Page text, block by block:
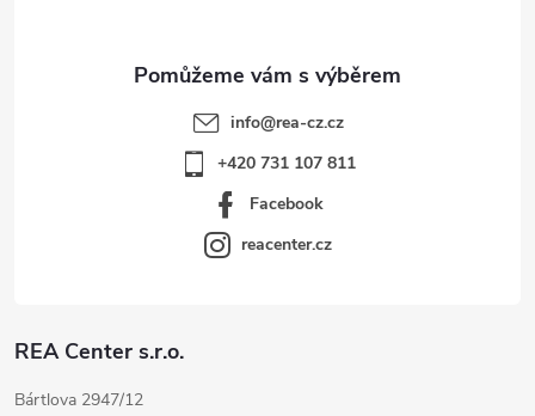
REA Center s.r.o.
Bártlova 2947/12
info@rea-cz.cz
+420 731 107 811
Facebook
reacenter.cz